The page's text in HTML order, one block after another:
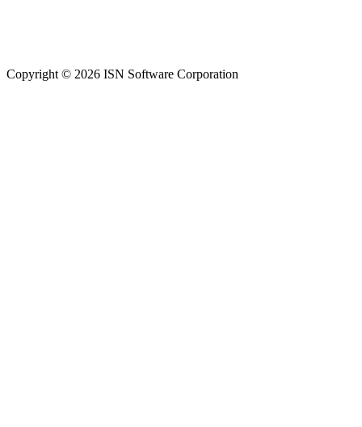
Copyright © 2026 ISN Software Corporation